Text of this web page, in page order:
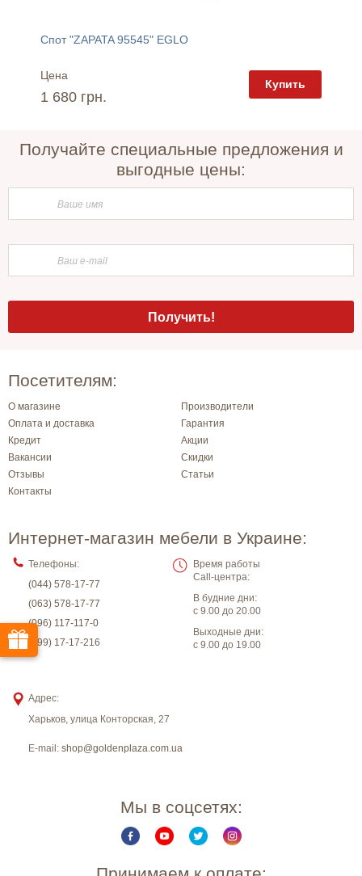
Спот "ZAPATA 95545" EGLO
Цена
1 680 грн.
Купить
Получайте специальные предложения и
выгодные цены:
Посетителям:
О магазине
Производители
Оплата и доставка
Гарантия
Кредит
Акции
Вакансии
Скидки
Отзывы
Статьи
Контакты
Интернет-магазин мебели в Украине:
Телефоны:
(044) 578-17-77
(063) 578-17-77
(096) 117-117-0
(099) 17-17-216
Время работы
Call-центра:
В будние дни:
с 9.00 до 20.00
Выходные дни:
с 9.00 до 19.00
Адрес:
Харьков, улица Конторская, 27
E-mail: shop@goldenplaza.com.ua
Мы в соцсетях: